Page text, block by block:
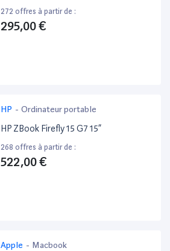
272 offres à partir de :
295,00 €
HP - Ordinateur portable
HP ZBook Firefly 15 G7 15”
268 offres à partir de :
522,00 €
Apple - Macbook